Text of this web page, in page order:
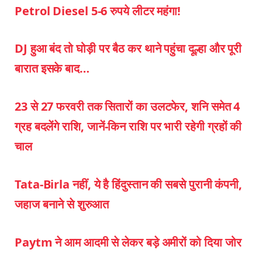
Petrol Diesel 5-6 रुपये लीटर महंगा!
DJ हुआ बंद तो घोड़ी पर बैठ कर थाने पहुंचा दूल्हा और पूरी
बारात इसके बाद…
23 से 27 फरवरी तक सितारों का उलटफेर, शनि समेत 4
ग्रह बदलेंगे राशि, जानें-किन राशि पर भारी रहेगी ग्रहों की
चाल
Tata-Birla नहीं, ये है हिंदुस्तान की सबसे पुरानी कंपनी,
जहाज बनाने से शुरुआत
Paytm ने आम आदमी से लेकर बड़े अमीरों को दिया जोर